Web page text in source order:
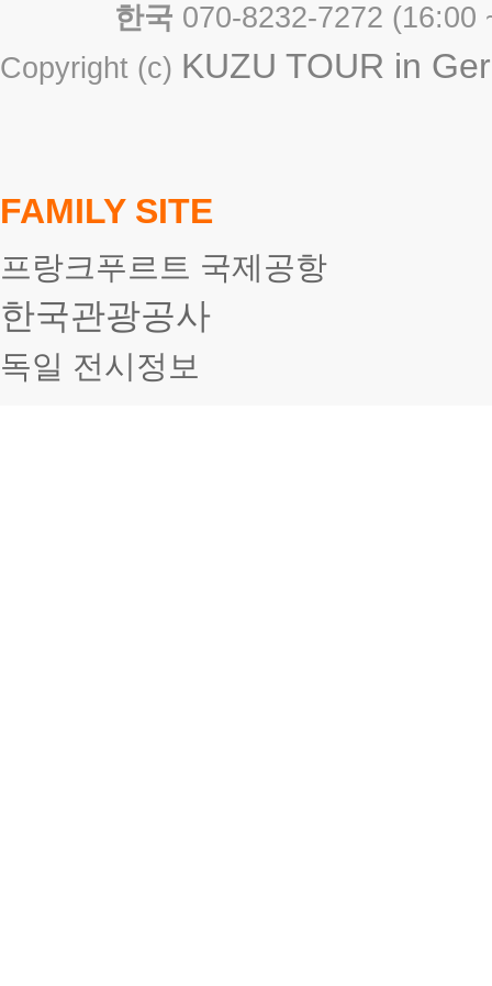
한국 070-8232-7272 (
Copyright (c) KUZU TOUR in
FAMILY SITE
프랑크푸르트 국제공항
한국관광공사
독일 전시정보